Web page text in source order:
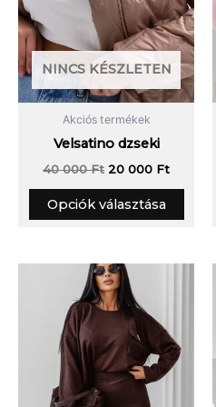
NINCS KÉSZLETEN
Akciós termékek
Velsatino dzseki
40 000Ft 20 000 Ft
Opciók választása
ki